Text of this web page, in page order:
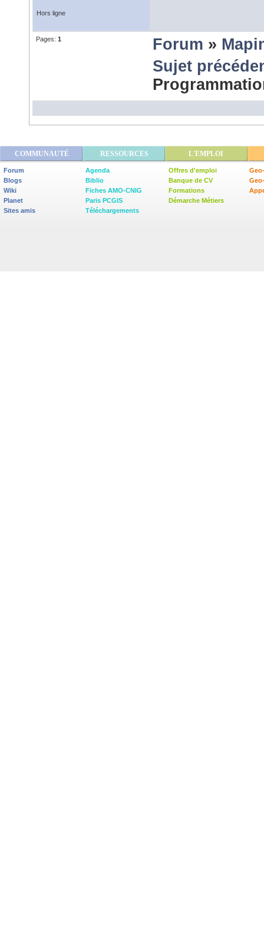
Hors ligne
Pages: 1 Forum »
Sujet
COMMUNAUTÉ RESSOURCES L'EMPLOI
Forum
Blogs
Wiki
Planet
Sites amis
Agenda
Biblio
Fiches AMO-CNIG
Paris PCGIS
Téléchargements
Offres d'emploi
Banque de CV
Formations
Démarche Métiers